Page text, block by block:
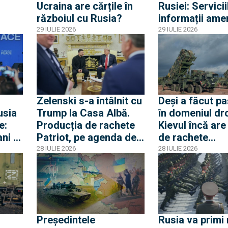
au
Ucraina are cărțile în
războiul cu Rusia?
29 IULIE 2026
Rusiei:
informații
franceze ajută
să aleagă
pentru
drone
29 IULIE 2026
și
va
Zelenski s-a întâlnit cu
Trump la Casa Albă.
Producția de rachete
Patriot, pe agenda de
discuții
28 IULIE 2026
Deși a făcut
în domeniul
Kievul încă
de rachete
interceptoare.
Germania,
accelereze
28 IULIE 2026
Președintele
Rusia va primi